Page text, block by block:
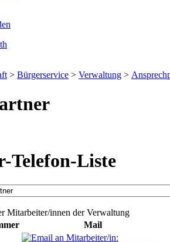
> Bürgerservice > Verwaltung >
Telefon-Liste
Mitarbeiter/innen der Verwaltung
Mail